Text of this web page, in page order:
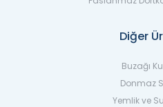
Diğer
Buzağı
Donmaz
Yemlik ve